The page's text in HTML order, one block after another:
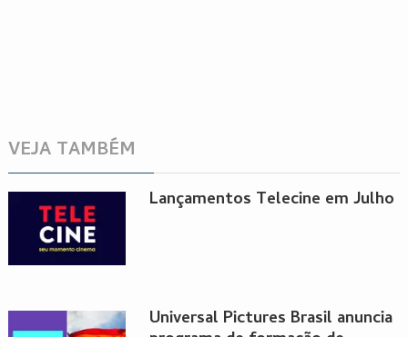
VEJA TAMBÉM
Lançamentos Telecine em Julho
Universal Pictures Brasil anuncia